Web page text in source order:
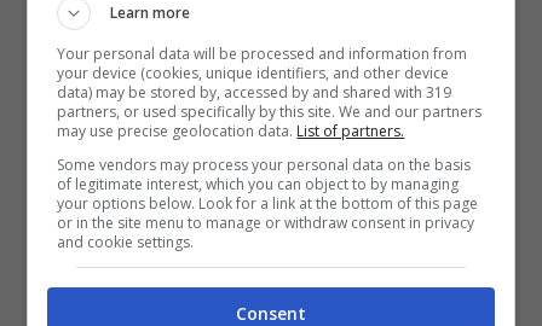
accompagnato dalla grandine secondo la
Coldiretti ha distrutto vigneti, il mais, la soia, i
frutteti. InEmilia Romagnanel piacentino in
Alta Val Tidone la grandine ha spaccato molti
chicchi di uva prossimi alla maturazione e si
rischia un calo delle rese fino al 60%.
Learn more
Your personal data will be processed and information from
your device (cookies, unique identifiers, and other device
data) may be stored by, accessed by and shared with 319
partners, or used specifically by this site. We and our partners
may use precise geolocation data. List of partners.
Some vendors may process your personal data on the basis
of legitimate interest, which you can object to by managing
your options below. Look for a link at the bottom of this page
or in the site menu to manage or withdraw consent in privacy
and cookie settings.
Consent